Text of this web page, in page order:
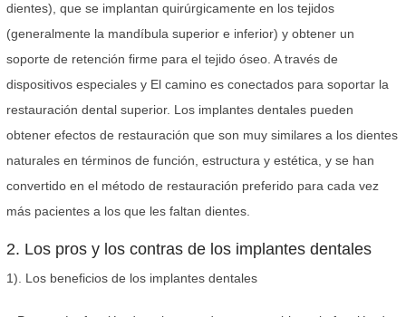
dientes), que se implantan quirúrgicamente en los tejidos
(generalmente la mandíbula superior e inferior) y obtener un
soporte de retención firme para el tejido óseo. A través de
dispositivos especiales y El camino es conectados para soportar la
restauración dental superior. Los implantes dentales pueden
obtener efectos de restauración que son muy similares a los dientes
naturales en términos de función, estructura y estética, y se han
convertido en el método de restauración preferido para cada vez
más pacientes a los que les faltan dientes.
2. Los pros y los contras de los implantes dentales
1). Los beneficios de los implantes dentales